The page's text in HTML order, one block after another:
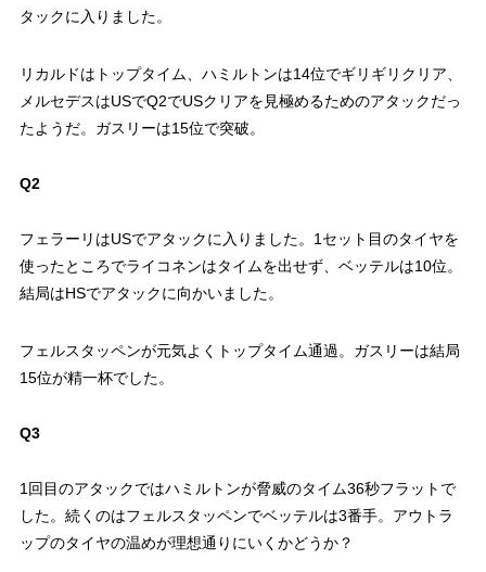
タックに入りました。
リカルドはトップタイム、ハミルトンは14位でギリギリクリア、
メルセデスはUSでQ2でUSクリアを見極めるためのアタックだっ
たようだ。ガスリーは15位で突破。
Q2
フェラーリはUSでアタックに入りました。1セット目のタイヤを
使ったところでライコネンはタイムを出せず、ベッテルは10位。
結局はHSでアタックに向かいました。
フェルスタッペンが元気よくトップタイム通過。ガスリーは結局
15位が精一杯でした。
Q3
1回目のアタックではハミルトンが脅威のタイム36秒フラットで
した。続くのはフェルスタッペンでベッテルは3番手。アウトラ
ップのタイヤの温めが理想通りにいくかどうか？